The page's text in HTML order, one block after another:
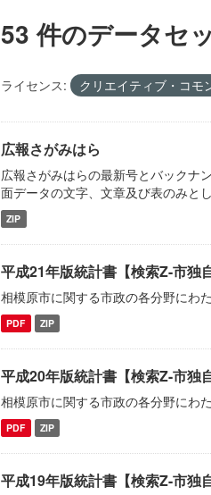
53 件のデータセ
ライセンス: クリエイティブ・コモ
広報さがみはら
広報さがみはらの最新号とバックナ
面データの文字、文章及び表のみと
ZIP
平成21年版統計書【検索Z-市独
相模原市に関する市政の各分野にわ
PDF ZIP
平成20年版統計書【検索Z-市独
相模原市に関する市政の各分野にわ
PDF ZIP
平成19年版統計書【検索Z-市独